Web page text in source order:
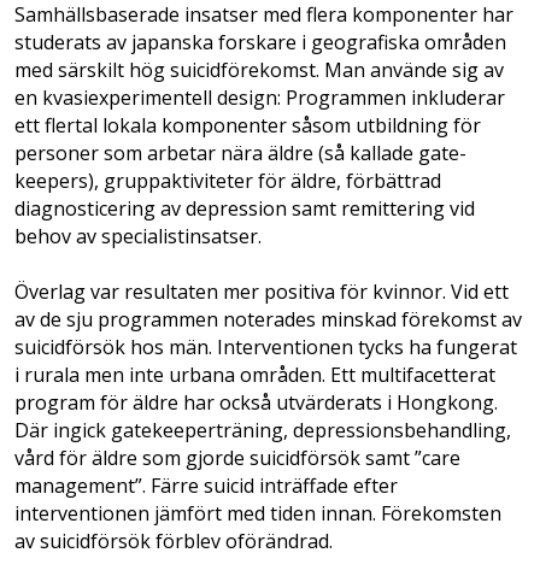
Samhällsbaserade insatser med flera komponenter har
studerats av japanska forskare i geografiska områden
med särskilt hög suicidförekomst. Man använde sig av
en kvasiexperimentell design: Programmen inkluderar
ett flertal lokala komponenter såsom utbildning för
personer som arbetar nära äldre (så kallade gate­
keepers), gruppaktiviteter för äldre, förbättrad
diagnosticering av depression samt remittering vid
behov av specialistinsatser.
Överlag var resultaten mer positiva för kvinnor. Vid ett
av de sju programmen noterades minskad förekomst av
suicidförsök hos män. Interventionen tycks ha fungerat
i rurala men inte urbana områden. Ett multifacetterat
program för äldre har också utvärderats i Hongkong.
Där ingick gatekeeperträning, depressionsbehandling,
vård för äldre som gjorde suicidförsök samt ”care
management”. Färre suicid inträffade efter
interventionen jämfört med tiden innan. Förekomsten
av suicidförsök förblev oförändrad.